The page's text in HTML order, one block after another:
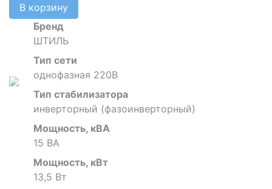
В корзину
Бренд
ШТИЛЬ
Тип сети
однофазная 220В
Тип стабилизатора
инверторный (фазоинверторный)
Мощность, кВА
15 ВА
Мощность, кВт
13,5 Вт